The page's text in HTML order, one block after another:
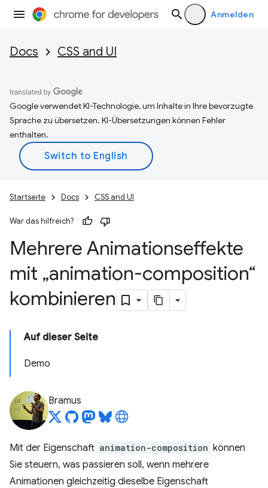
Anmelden
Docs CSS and UI
Google verwendet KI-Technologie, um Inhalte in Ihre bevorzugte
Sprache zu übersetzen. KI-Übersetzungen können Fehler
enthalten.
Startseite Docs CSS and UI
War das hilfreich?
Mehrere Animationseffekte
mit „animation-composition“
kombinieren
Auf dieser Seite
Demo
Bramus
Mit der Eigenschaft animation-composition können
Sie steuern, was passieren soll, wenn mehrere
Animationen gleichzeitig dieselbe Eigenschaft